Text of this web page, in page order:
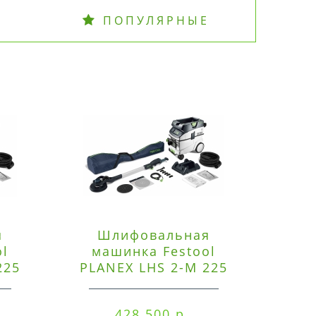
ПОПУЛЯРНЫЕ
Шлифовальная
машинка Festool
PLANEX LHS 2-M 225